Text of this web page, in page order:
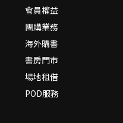
會員權益
團購業務
海外購書
書房門市
場地租借
POD服務